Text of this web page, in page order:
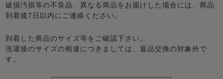
破損汚損等の不良品、異なる商品をお届けした場合には、商品
到着後7日以内にご連絡ください。
到着した商品のサイズ等をご確認下さい。
洗濯後のサイズの相違につきましては、返品交換の対象外で
す。